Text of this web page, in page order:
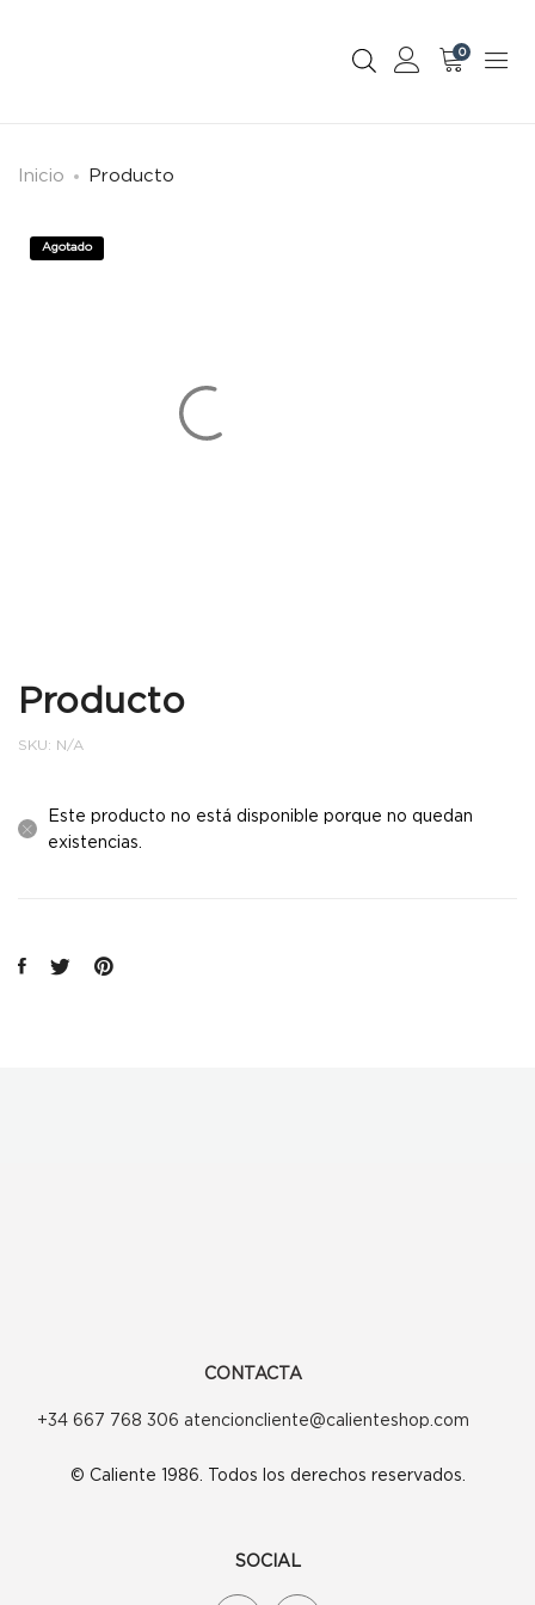
0
Inicio Producto
Agotado
Producto
SKU: N/A
Este producto no está disponible porque no quedan
existencias.
CONTACTA
+34 667 768 306 atencioncliente@calienteshop.com
© Caliente 1986. Todos los derechos reservados.
SOCIAL